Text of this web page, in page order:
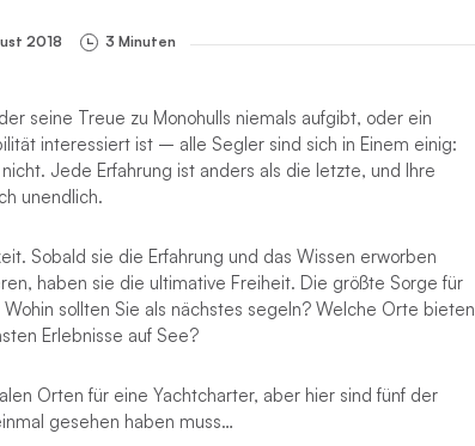
2018 3 Minuten
seine Treue zu Monohulls niemals aufgibt, oder ein
interessiert ist – alle Segler sind sich in Einem einig:
Jede Erfahrung ist anders als die letzte, und Ihre
unendlich.
Sobald sie die Erfahrung und das Wissen erworben
haben sie die ultimative Freiheit. Die größte Sorge für
sollten Sie als nächstes segeln? Welche Orte bieten
Erlebnisse auf See?
Orten für eine Yachtcharter, aber hier sind fünf der
gesehen haben muss…